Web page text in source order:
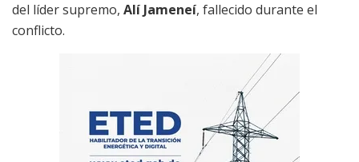
del líder supremo, Alí Jameneí, fallecido durante el
conflicto.